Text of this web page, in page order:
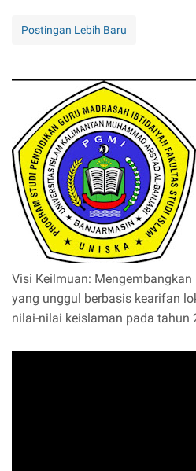
Postingan Lebih Baru
Visi Keilmuan:
yang unggul berbasis kearifan
nilai-nilai keislaman pada tahun